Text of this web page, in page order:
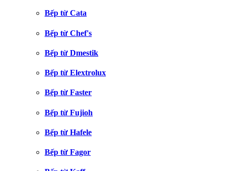
Bếp từ Cata
Bếp từ Chef's
Bếp từ Dmestik
Bếp từ Elextrolux
Bếp từ Faster
Bếp từ Fujioh
Bếp từ Hafele
Bếp từ Fagor